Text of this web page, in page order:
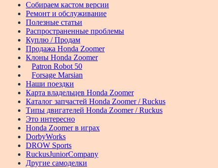
Собираем кастом версии
Ремонт и обслуживание
Полезные статьи
Распространенные проблемы
Куплю / Продам
Продажа Honda Zoomer
Клоны Honda Zoomer
Patron Robot 50
Forsage Marsian
Наши поездки
Карта владельцев Honda Zoomer
Каталог запчастей Honda Zoomer / Ruckus
Типы двигателей Honda Zoomer / Ruckus
Это интересно
Honda Zoomer в играх
DorbyWorks
DROW Sports
RuckusJuniorCompany
Другие самоделки